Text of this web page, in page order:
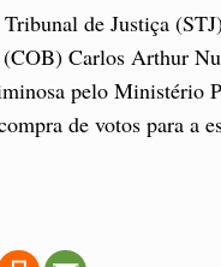
de Justiça
Carlos Arthur
pelo Ministério
de votos para a